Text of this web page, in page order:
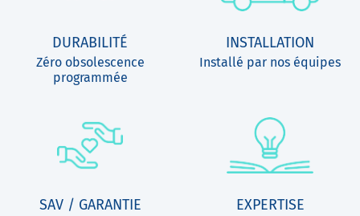
DURABILITÉ
Zéro obsolescence
programmée
INSTALLATION
Installé par nos équipes
SAV / GARANTIE EXPERTISE